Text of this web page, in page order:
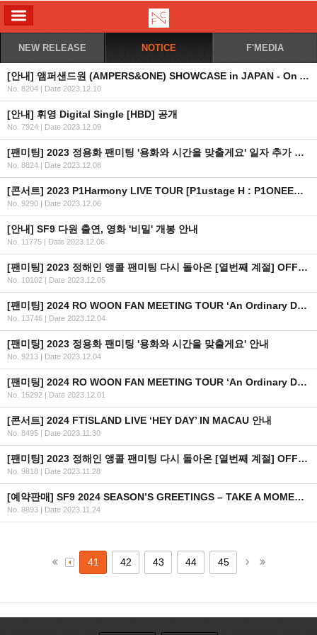
NEW RELEASE NOTICE F'MEDIA
No. 8204 | Date 2023.12.10
[안내] 휘영 Digital Single [HBD] 공개
No. 7924 | Date 2023.12.09
No. 8824 | Date 2023.12.08
No. 9290 | Date 2023.12.06
[안내] SF9 다원 출연, 영화 '비밀' 개봉 안내
No. 11775 | Date 2023.12.06
No. 10102 | Date 2023.12.05
No. 13746 | Date 2023.12.04
[팬미팅] 2023 정용화 팬미팅 '용화와 시간을 맞출게요' 안내
No. 9213 | Date 2023.12.04
No. 15292 | Date 2023.12.01
[콘서트] 2024 FTISLAND LIVE ‘HEY DAY’ IN MACAU 안내
No. 8495 | Date 2023.11.30
No. 9818 | Date 2023.11.28
No. 8893 | Date 2023.11.24
41 42 43 44 45